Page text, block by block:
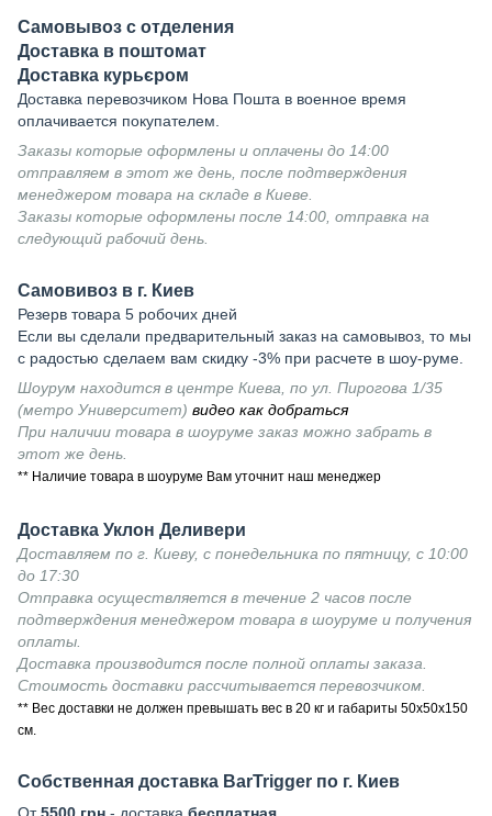
Самовывоз с отделения
Доставка в поштомат
Доставка курьєром
Доставка перевозчиком Нова Пошта в военное время
оплачивается покупателем.
Заказы которые оформлены и оплачены до 14:00
отправляем в этот же день, после подтверждения
менеджером товара на складе в Киеве.
Заказы которые оформлены после 14:00, отправка на
следующий рабочий день.
Самовивоз в г. Киев
Резерв товара 5 робочих дней
Если вы сделали предварительный заказ на самовывоз, то мы
с радостью сделаем вам скидку -3% при расчете в шоу-руме.
Шоурум находится в центре Киева, по ул. Пирогова 1/35
(метро Университет) видео как добраться
При наличии товара в шоуруме заказ можно забрать в
этот же день.
** Наличие товара в шоуруме Вам уточнит наш менеджер
Доставка Уклон Деливери
Доставляем по г. Киеву, с понедельника по пятницу, с 10:00
до 17:30
Отправка осуществляется в течение 2 часов после
подтверждения менеджером товара в шоуруме и получения
оплаты.
Доставка производится после полной оплаты заказа.
Стоимость доставки рассчитывается перевозчиком.
** Вес доставки не должен превышать вес в 20 кг и габариты 50х50х150
см.
Собственная доставка BarTrigger по г. Киев